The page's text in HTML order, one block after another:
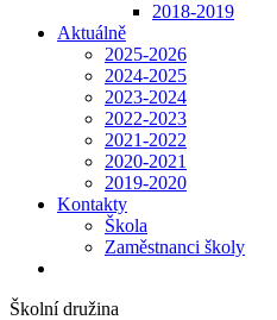
2018-2019
Aktuálně
2025-2026
2024-2025
2023-2024
2022-2023
2021-2022
2020-2021
2019-2020
Kontakty
Škola
Zaměstnanci školy
Školní družina